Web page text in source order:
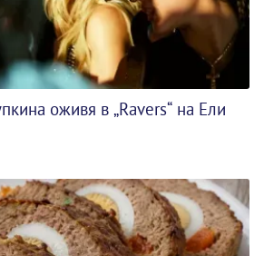
оживя в „Ravers“ на Ели